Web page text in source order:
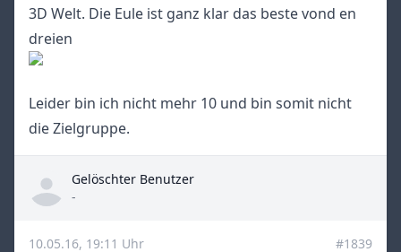
3D Welt. Die Eule ist ganz klar das beste vond en
dreien
Leider bin ich nicht mehr 10 und bin somit nicht
die Zielgruppe.
Gelöschter Benutzer
Title
-
10.05.16, 19:11 Uhr #1839